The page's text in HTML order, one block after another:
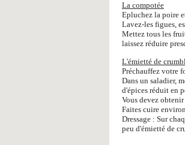
La compotée
Epluchez la poire
Lavez-les figues,
Mettez tous les
laissez réduire
L'émietté de
Préchauffez votre
Dans un saladier,
d'épices réduit en
Vous devez
Faites cuire
Dressage : Sur
peu d'émietté de